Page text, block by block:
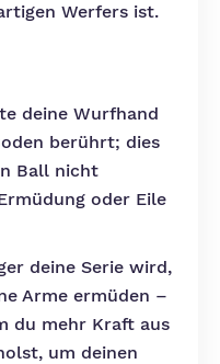
Werfers ist.
deine Wurfhand
berührt; dies
Ball nicht
oder Eile
deine Serie wird,
Arme ermüden –
du mehr Kraft aus
um deinen